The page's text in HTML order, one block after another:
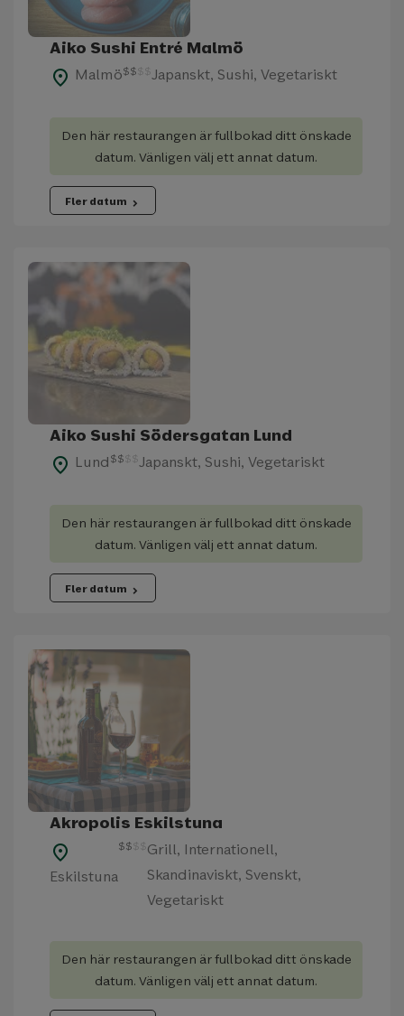
Aiko Sushi Entré Malmö
place Malmö$$ $ $Japanskt, Sushi, Vegetariskt
Den här restaurangen är fullbokad ditt önskade
datum. Vänligen välj ett annat datum.
Fler datum chevron_right
Aiko Sushi Södersgatan Lund
place Lund $$ $ $Japanskt, Sushi, Vegetariskt
Den här restaurangen är fullbokad ditt önskade
datum. Vänligen välj ett annat datum.
Fler datum chevron_right
Akropolis Eskilstuna
place
Eskilstuna
$$ $ $Grill, Internationell,
Skandinaviskt, Svenskt,
Vegetariskt
Den här restaurangen är fullbokad ditt önskade
datum. Vänligen välj ett annat datum.